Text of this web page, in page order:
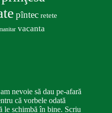
pîntec retete
vacanta
nevoie să dau pe-afară
că vorbele odată
le schimbă în bine. Scriu